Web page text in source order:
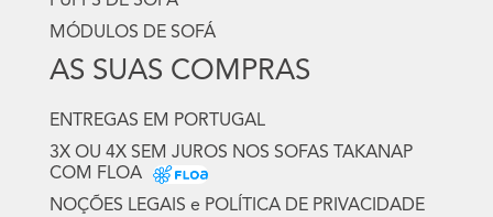
MÓDULOS DE SOFÁ
AS SUAS COMPRAS
ENTREGAS EM PORTUGAL
3X OU 4X SEM JUROS NOS SOFAS TAKANAP
COM FLOA
NOÇÕES LEGAIS e POLÍTICA DE PRIVACIDADE